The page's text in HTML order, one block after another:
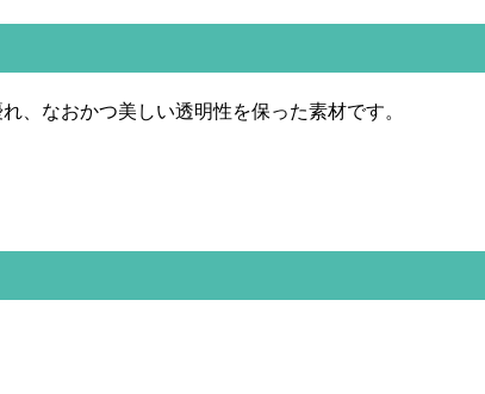
、なおかつ美しい透明性を保った素材です。